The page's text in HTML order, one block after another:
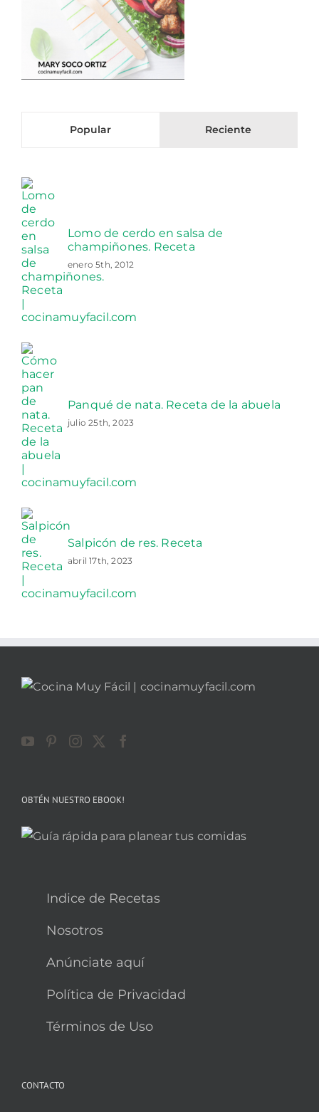
Popular Reciente
Lomo de cerdo en salsa de
champiñones. Receta
enero 5th, 2012
Panqué de nata. Receta de la abuela
julio 25th, 2023
Salpicón de res. Receta
abril 17th, 2023
OBTÉN NUESTRO EBOOK!
Indice de Recetas
Nosotros
Anúnciate aquí
Política de Privacidad
Términos de Uso
CONTACTO